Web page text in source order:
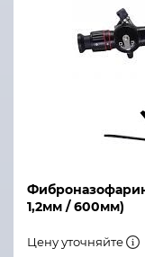
Диаметр
1,2мм / 600мм)
Цену уточняйте